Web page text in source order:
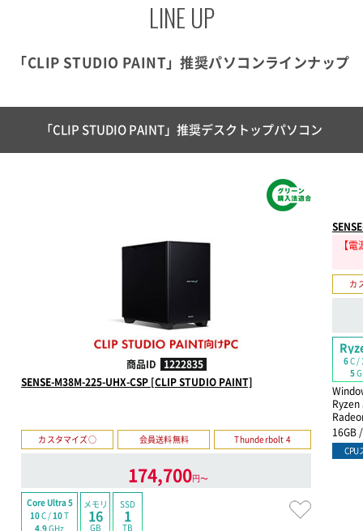
LINE UP
「CLIP STUDIO PAINT」推奨パソコンラインナップ
「CLIP STUDIO PAINT」推奨デスクトップパソコン
商品ID
1222835
SENSE-M38M-225-UHX-CSP [CLIP STUDIO PAINT]
カスタマイズ○ 会員送料無料 Thunderbolt 4
174,700円〜
Core Ultra 5
10C /10T
4.9GHz
メモリ
16
GB
SSD
1
TB
【
カ
6C /
5
Ryzen
16GB
CPU